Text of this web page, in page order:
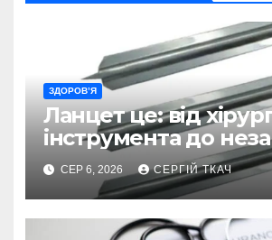
ЗДОРОВ’Я
Ланцет це: від
інструмента до
помічника в
СЕР 6, 2026 СЕРГІЙ ТКАЧ